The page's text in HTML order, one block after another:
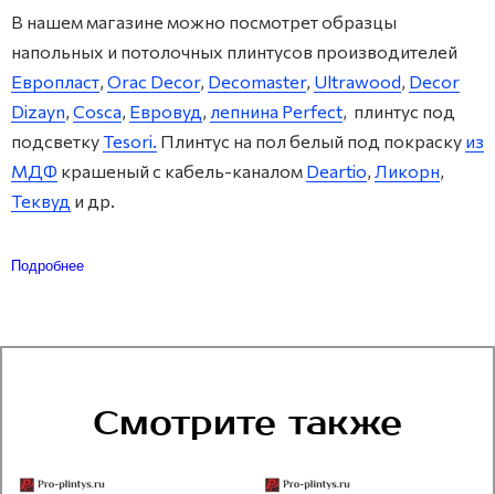
В нашем магазине можно посмотрет образцы
напольных и потолочных плинтусов производителей
Европласт, Orac Decor, Decomaster, Ultrawood, Decor
Dizayn, Cosca, Евровуд , лепнина Perfect, плинтус под
подсветкуTesori. Плинтус на пол белый под покраску из
МДФ крашеный с кабель-каналом Deartio, Ликорн,
Теквуд и др.
Подробнее
Смотрите также